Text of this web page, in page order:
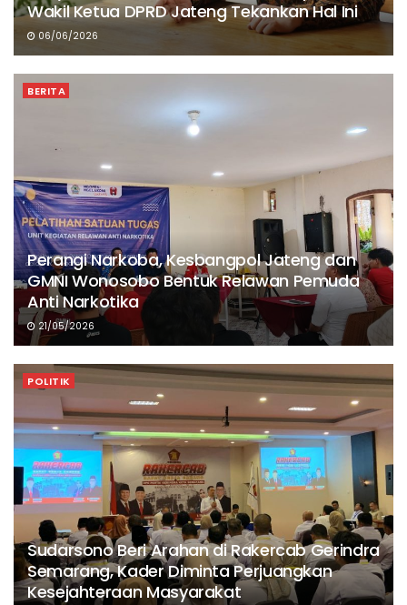
Wakil Ketua DPRD Jateng Tekankan Hal Ini
06/06/2026
BERITA
Perangi Narkoba, Kesbangpol Jateng dan
GMNI Wonosobo Bentuk Relawan Pemuda
Anti Narkotika
21/05/2026
POLITIK
Sudarsono Beri Arahan di Rakercab Gerindra
Semarang, Kader Diminta Perjuangkan
Kesejahteraan Masyarakat